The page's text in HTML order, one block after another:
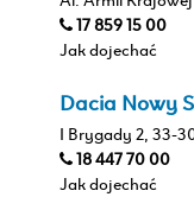
17 859 15 00
Jak dojechać
Dacia Nowy
I Brygady 2, 33-
18 447 70 00
Jak dojechać